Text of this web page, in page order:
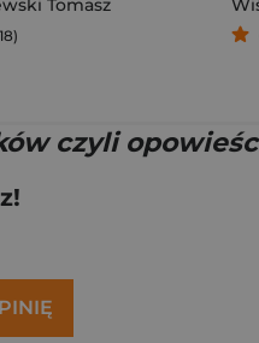
Tomasz
czyli